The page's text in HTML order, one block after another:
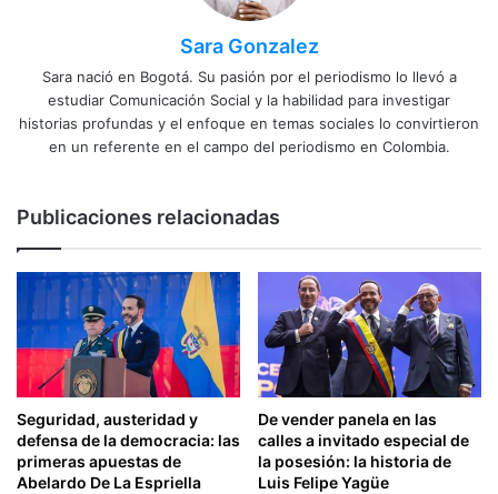
Sara Gonzalez
Sara nació en Bogotá. Su pasión por el periodismo lo llevó a
estudiar Comunicación Social y la habilidad para investigar
historias profundas y el enfoque en temas sociales lo convirtieron
en un referente en el campo del periodismo en Colombia.
Publicaciones relacionadas
Seguridad, austeridad y
defensa de la democracia: las
primeras apuestas de
Abelardo De La Espriella
De vender panela en las
calles a invitado especial de
la posesión: la historia de
Luis Felipe Yagüe